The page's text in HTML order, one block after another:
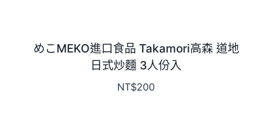
めこMEKO進口食品 Takamori高森 道地
日式炒麵 3人份入
NT$200